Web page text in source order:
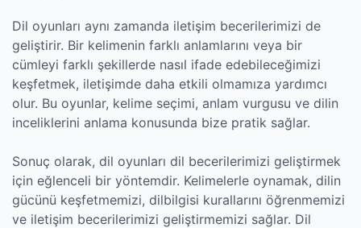
Dil oyunları aynı zamanda iletişim becerilerimizi de
geliştirir. Bir kelimenin farklı anlamlarını veya bir
cümleyi farklı şekillerde nasıl ifade edebileceğimizi
keşfetmek, iletişimde daha etkili olmamıza yardımcı
olur. Bu oyunlar, kelime seçimi, anlam vurgusu ve dilin
inceliklerini anlama konusunda bize pratik sağlar.
Sonuç olarak, dil oyunları dil becerilerimizi geliştirmek
için eğlenceli bir yöntemdir. Kelimelerle oynamak, dilin
gücünü keşfetmemizi, dilbilgisi kurallarını öğrenmemizi
ve iletişim becerilerimizi geliştirmemizi sağlar. Dil